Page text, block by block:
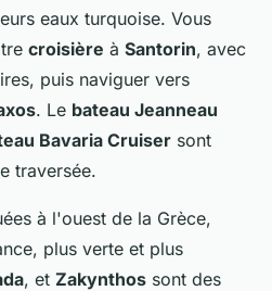
eaux turquoise. Vous
croisière à Santorin, avec
puis naviguer vers
. Le bateau Jeanneau
Bavaria Cruiser sont
traversée.
à l'ouest de la Grèce,
plus verte et plus
, et Zakynthos sont des